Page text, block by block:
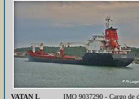
VATAN L
IMO 9037290 - Cargo de